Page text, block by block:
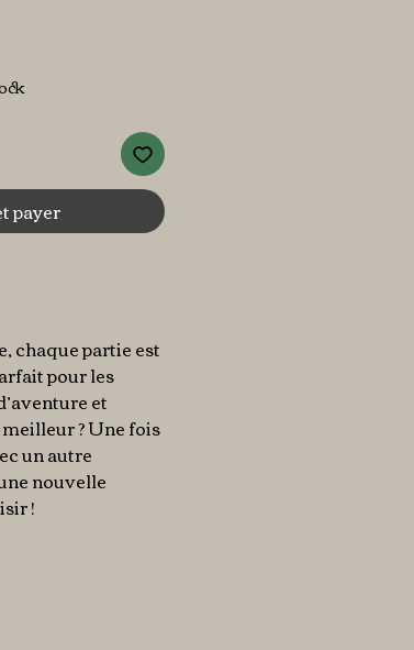
payer
chaque partie est
pour les
et
? Une fois
un autre
nouvelle
!